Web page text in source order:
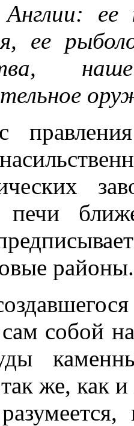
Англии:
ее
печи
собой
же, как